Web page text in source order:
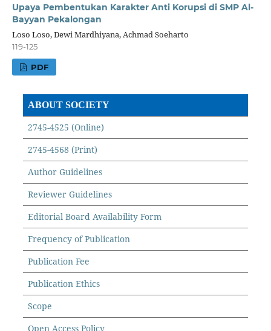
Upaya Pembentukan Karakter Anti Korupsi di SMP Al-
Bayyan Pekalongan
Loso Loso, Dewi Mardhiyana, Achmad Soeharto
119-125
PDF
ABOUT SOCIETY
2745-4525 (Online)
2745-4568 (Print)
Author Guidelines
Reviewer Guidelines
Editorial Board Availability Form
Frequency of Publication
Publication Fee
Publication Ethics
Scope
Open Access Policy